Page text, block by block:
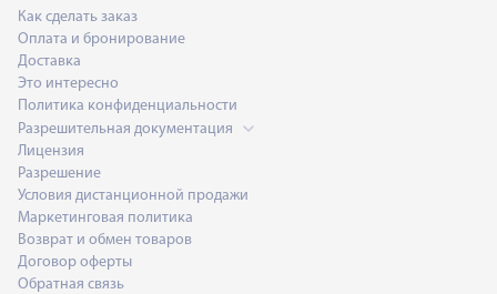
Как сделать заказ
Оплата и бронирование
Доставка
Это интересно
Политика конфиденциальности
Разрешительная документация
Лицензия
Разрешение
Условия дистанционной продажи
Маркетинговая политика
Возврат и обмен товаров
Договор оферты
Обратная связь